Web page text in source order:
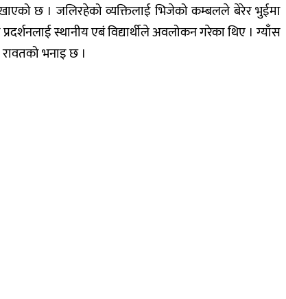
छ । जलिरहेको व्यक्तिलाई भिजेको कम्बलले बेरेर भुईमा
स्थानीय एबं विद्यार्थीले अवलोकन गरेका थिए । ग्याँस
भनाइ छ ।